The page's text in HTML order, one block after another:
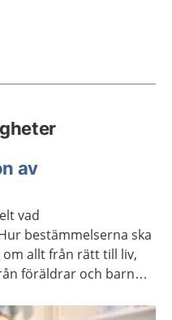
av
vad
bestämmelserna ska
allt från rätt till liv,
föräldrar och barnets